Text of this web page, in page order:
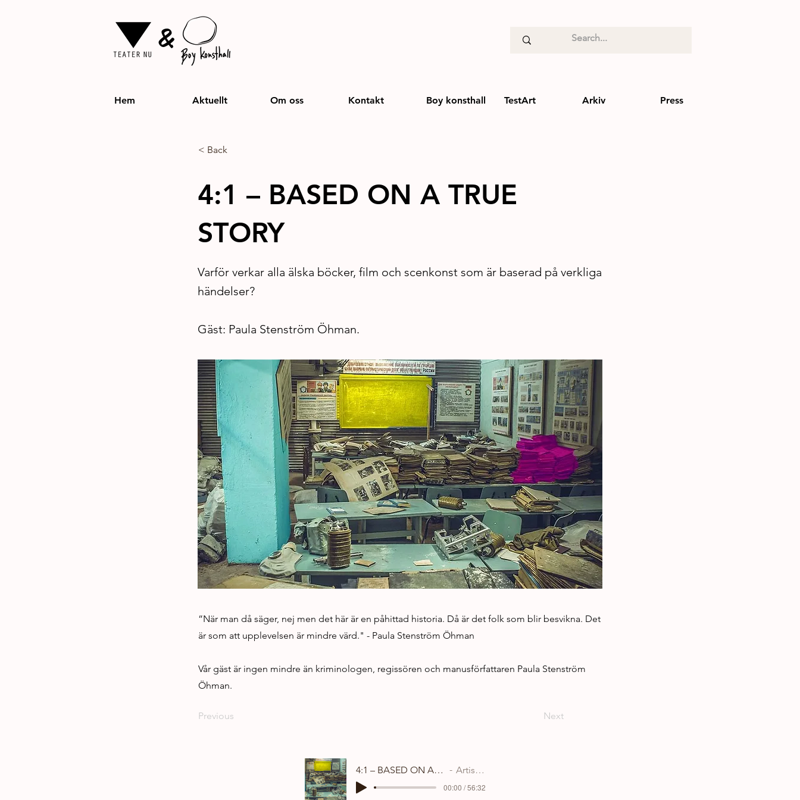
&
Hem Aktuellt Om oss Kontakt Boy konsthall TestArt Arkiv Press
< Back
4:1 – BASED ON A TRUE
STORY
Varför verkar alla älska böcker, film och scenkonst som är baserad på verkliga
händelser?
Gäst: Paula Stenström Öhman.
”När man då säger, nej men det här är en påhittad historia. Då är det folk som blir besvikna. Det
är som att upplevelsen är mindre värd." - Paula Stenström Öhman
Vår gäst är ingen mindre än kriminologen, regissören och manusförfattaren Paula Stenström
Öhman.
Previous Next
4:1 – BASED ON A TRUE STORY Artist Name
00:00 / 56:32